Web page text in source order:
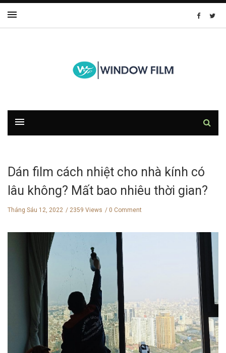
Dán film cách nhiệt cho nhà kính có
lâu không? Mất bao nhiêu thời gian?
Tháng Sáu 12, 2022 2359 Views 0 Comment